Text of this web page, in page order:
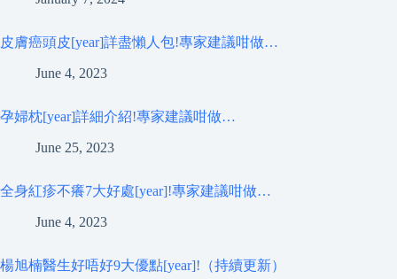
皮膚癌頭皮[year]詳盡懶人包!專家建議咁做…
June 4, 2023
孕婦枕[year]詳細介紹!專家建議咁做…
June 25, 2023
全身紅疹不癢7大好處[year]!專家建議咁做…
June 4, 2023
楊旭楠醫生好唔好9大優點[year]!（持續更新）